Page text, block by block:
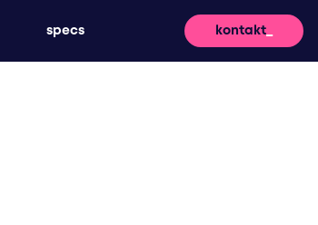
specs kontakt